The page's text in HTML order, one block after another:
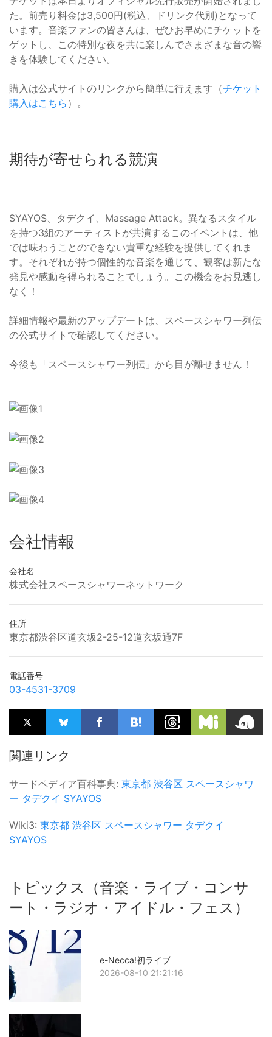
た。前売り料金は3,500円(税込、ドリンク代別)となって
います。音楽ファンの皆さんは、ぜひお早めにチケットを
ゲットし、この特別な夜を共に楽しんでさまざまな音の響
きを体験してください。
購入は公式サイトのリンクから簡単に行えます（チケット
購入はこちら ）。
期待が寄せられる競演
SYAYOS、タデクイ、Massage Attack。異なるスタイル
を持つ3組のアーティストが共演するこのイベントは、他
では味わうことのできない貴重な経験を提供してくれま
す。それぞれが持つ個性的な音楽を通じて、観客は新たな
発見や感動を得られることでしょう。この機会をお見逃し
なく！
詳細情報や最新のアップデートは、スペースシャワー列伝
の公式サイトで確認してください。
今後も「スペースシャワー列伝」から目が離せません！
会社情報
会社名
株式会社スペースシャワーネットワーク
住所
東京都渋谷区道玄坂2-25-12道玄坂通7F
電話番号
03-4531-3709
関連リンク
サードペディア百科事典: 東京都 渋谷区 スペースシャワ
ー タデクイ SYAYOS
Wiki3: 東京都 渋谷区 スペースシャワー タデクイ
SYAYOS
トピックス（音楽・ライブ・コンサ
ート・ラジオ・アイドル・フェス）
e-Necca!初ライブ
2026-08-10 21:21:16